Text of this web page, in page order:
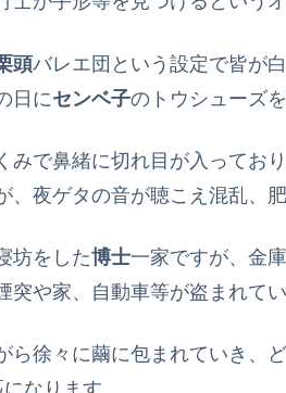
頭バレエ団という設定で皆が
日にセンベ子のトウシューズを
みで鼻緒に切れ目が入ってお
、夜ゲタの音が聴こえ混乱、
坊をした博士一家ですが、金
突や家、自動車等が盗まれてい
ら徐々に繭に包まれていき、